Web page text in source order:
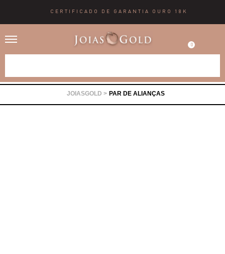
CERTIFICADO DE GARANTIA OURO 18K
0
PAR DE ALIANÇAS